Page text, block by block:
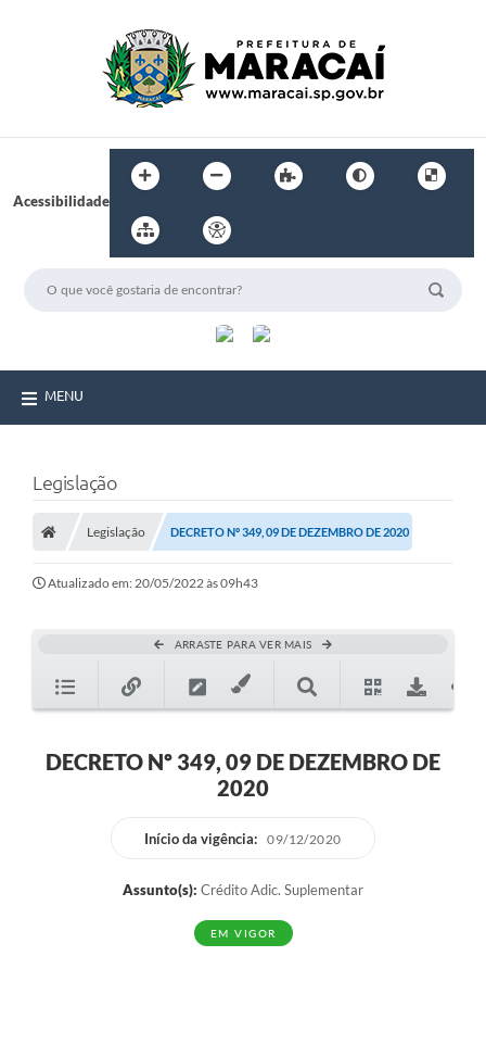
Acessibilidade
MENU
Legislação
Legislação DECRETO Nº 349, 09 DE DEZEMBRO DE 2020
Atualizado em: 20/05/2022 às 09h43
ARRASTE PARA VER MAIS
DECRETO Nº 349, 09 DE DEZEMBRO DE
2020
Início da vigência: 09/12/2020
Assunto(s): Crédito Adic. Suplementar
EM VIGOR